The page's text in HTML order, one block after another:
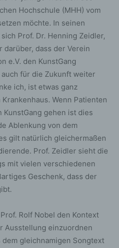
Hochschule (MHH) vom
möchte. In seinen
Prof. Dr. Henning Zeidler,
darüber, dass der Verein
e.V. den KunstGang
für die Zukunft weiter
ich, ist etwas ganz
Wenn Patienten
gehen ist dies
Ablenkung von dem
gilt natürlich gleichermaßen
Prof. Zeidler sieht die
mit vielen verschiedenen
Geschenk, dass der
Rolf Nobel den Kontext
Ausstellung einzuordnen
dem gleichnamigen Songtext